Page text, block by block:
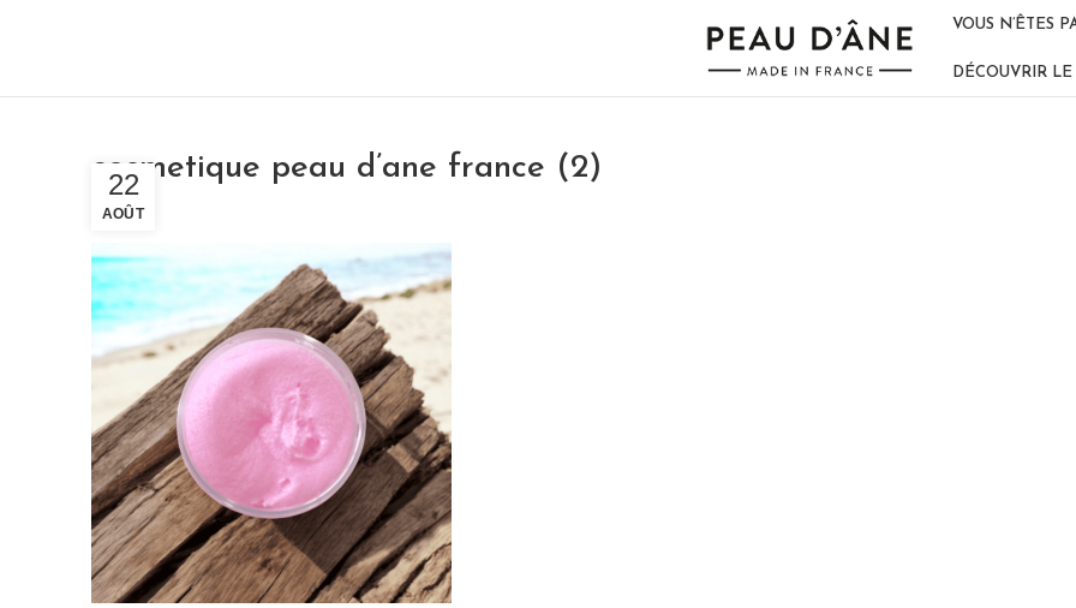
VOUS N’ÊTES
DÉCOUVRIR
cosmetique peau d’ane france (2)
22
AOÛT